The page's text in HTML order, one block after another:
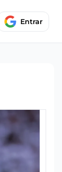
Entrar